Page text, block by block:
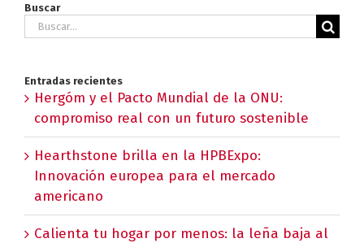
Buscar
Buscar:
Entradas recientes
Hergóm y el Pacto Mundial de la ONU:
compromiso real con un futuro sostenible
Hearthstone brilla en la HPBExpo:
Innovación europea para el mercado
americano
Calienta tu hogar por menos: la leña baja al